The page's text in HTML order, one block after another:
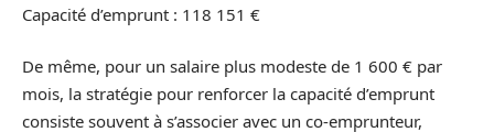
Capacité d’emprunt : 118 151 €
De même, pour un salaire plus modeste de 1 600 € par
mois, la stratégie pour renforcer la capacité d’emprunt
consiste souvent à s’associer avec un co-emprunteur,